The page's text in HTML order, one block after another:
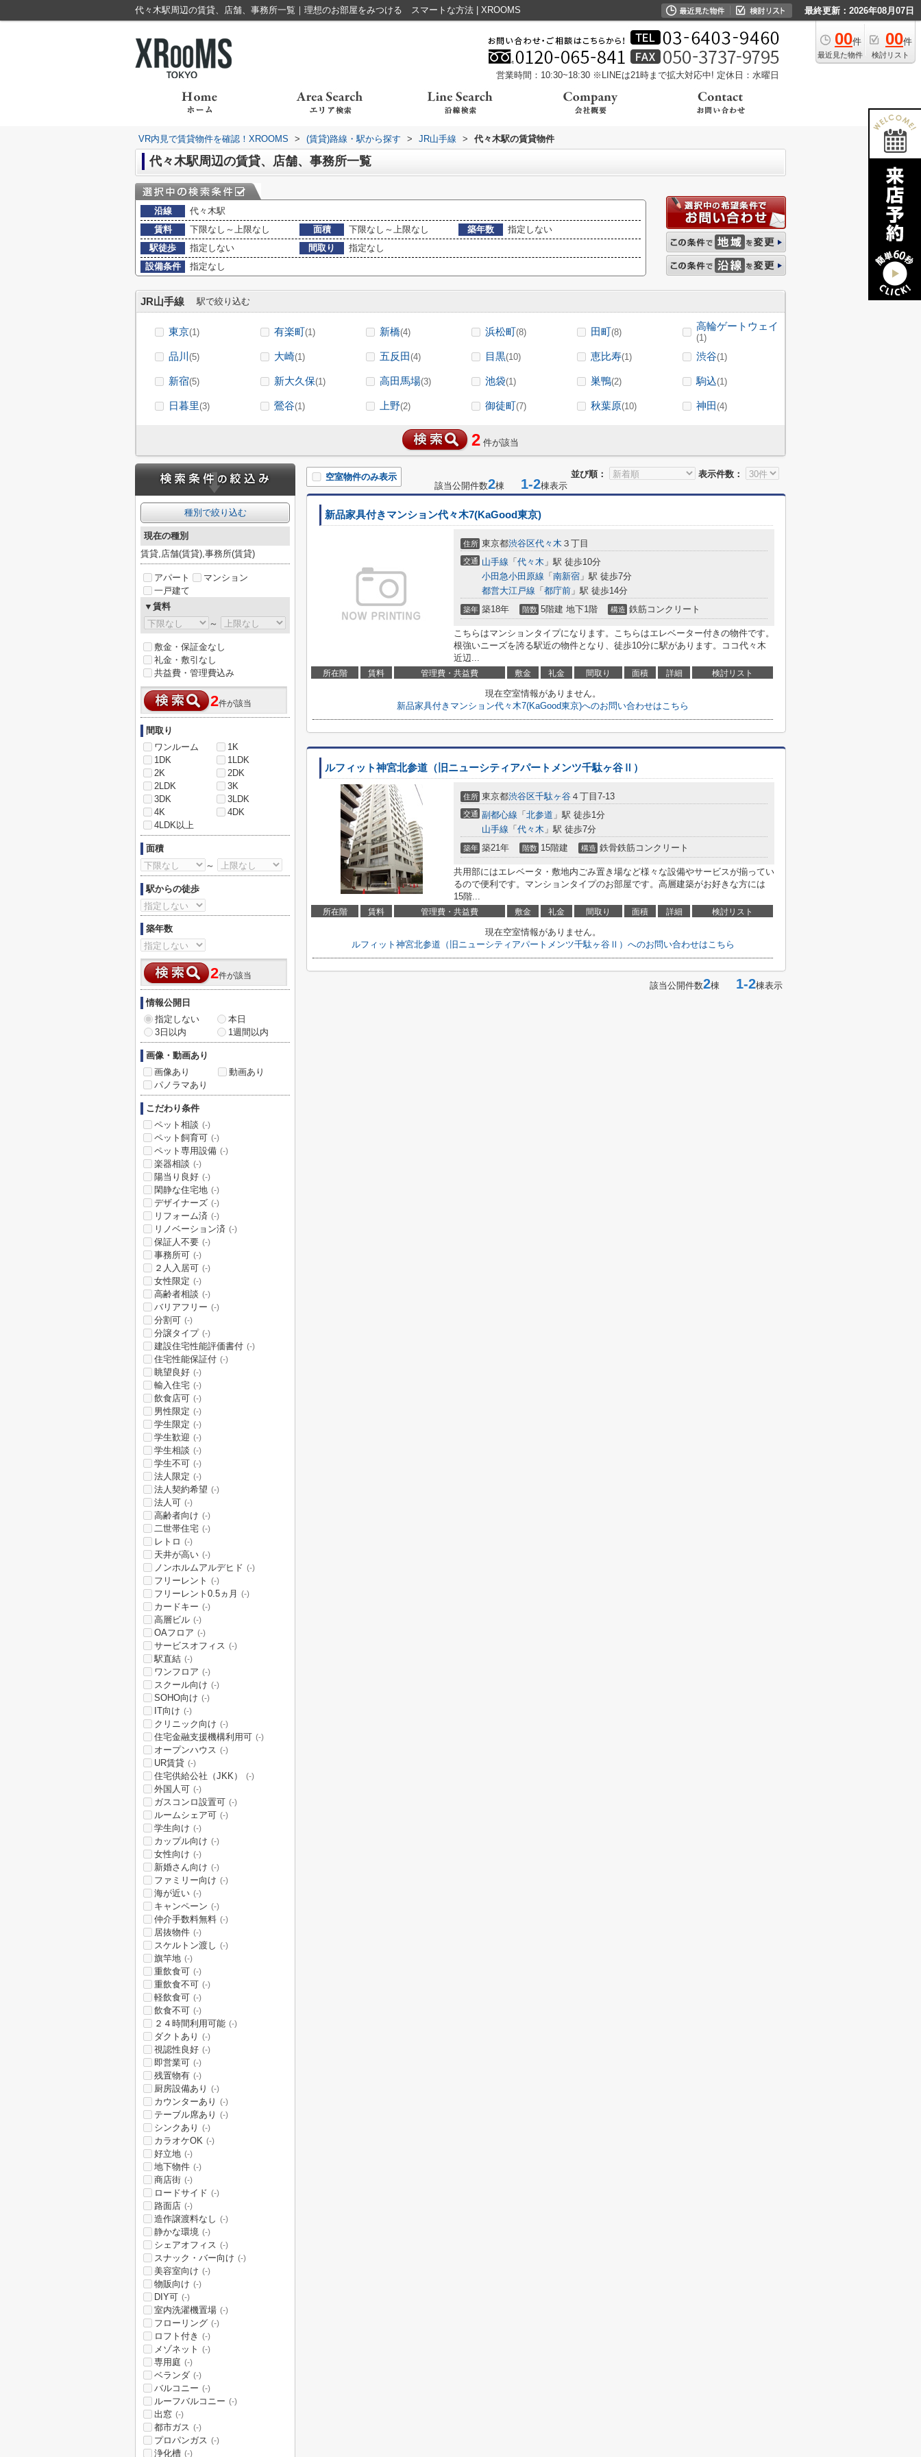
代々木駅周辺の賃貸、店舗、事務所一覧｜理想のお部屋をみつける スマートな方法 | XROOMS 最終更新：2026年08月07日
00件
最近見た物件
00件
検討リスト
営業時間：10:30~18:30 ※LINEは21時まで拡大対応中! 定休日：水曜日
VR内見で賃貸物件を確認！XROOMS > (賃貸)路線・駅から探す > JR山手線 > 代々木駅の賃貸物件
代々木駅周辺の賃貸、店舗、事務所一覧
沿線
代々木駅
賃料
下限なし～上限なし 面積 下限なし～上限なし 築年数
指定しない
駅徒歩
指定しない 間取り
指定なし
設備条件
指定なし
JR山手線 駅で絞り込む
東京(1) 有楽町(1) 新橋(4) 浜松町(8) 田町(8)
高輪ゲートウェイ
(1)
品川 (5) 大崎(1) 五反田(4) 目黒(10) 恵比寿(1) 渋谷(1)
新宿(5) 新大久保(1) 高田馬場(3) 池袋(1) 巣鴨(2) 駒込(1)
日暮里(3) 鶯谷(1) 上野(2) 御徒町(7) 秋葉原(10) 神田(4)
2 件が該当
並び順： 表示件数：
空室物件のみ表示
該当公開件数2棟 1-2棟表示
新品家具付きマンション代々木7(KaGood東京)
住所 東京都渋谷区代々木 ３丁目
交通 山手線 「 代々木 」駅 徒歩10分
小田急小田原線 「 南新宿 」駅 徒歩7分
都営大江戸線 「 都庁前 」駅 徒歩14分
築年 築18年 階数 5階建 地下1階 構造 鉄筋コンクリート
こちらはマンションタイプになります。こちらはエレベーター付きの物件です。
根強いニーズを誇る駅近の物件となり、徒歩10分に駅があります。ココ代々木
近辺...
所在階 賃料 管理費・共益費 敷金 礼金 間取り 面積 詳細 検討リスト
現在空室情報がありません。
新品家具付きマンション代々木7(KaGood東京)へのお問い合わせはこちら
ルフィット神宮北参道（旧ニューシティアパートメンツ千駄ヶ谷Ⅱ）
住所 東京都渋谷区千駄ヶ谷 ４丁目7-13
交通 副都心線 「 北参道 」駅 徒歩1分
山手線 「 代々木 」駅 徒歩7分
築年 築21年 階数 15階建 構造 鉄骨鉄筋コンクリート
共用部にはエレベータ・敷地内ごみ置き場など様々な設備やサービスが揃ってい
るので便利です。マンションタイプのお部屋です。高層建築がお好きな方には
15階...
所在階 賃料 管理費・共益費 敷金 礼金 間取り 面積 詳細 検討リスト
現在空室情報がありません。
ルフィット神宮北参道（旧ニューシティアパートメンツ千駄ヶ谷Ⅱ）へのお問い合わせはこちら
該当公開件数2棟 1-2棟表示
種別で絞り込む
現在の種別
賃貸,店舗(賃貸),事務所(賃貸)
アパート
マンション
一戸建て
▼賃料
～
敷金・保証金なし
礼金・敷引なし
共益費・管理費込み
2件が該当
間取り
ワンルーム
1K
1DK
1LDK
2K
2DK
2LDK
3K
3DK
3LDK
4K
4DK
4LDK以上
面積
～
駅からの徒歩
築年数
2件が該当
情報公開日
指定しない
本日
3日以内
1週間以内
画像・動画あり
画像あり
動画あり
パノラマあり
こだわり条件
ペット相談 (-)
ペット飼育可 (-)
ペット専用設備 (-)
楽器相談 (-)
陽当り良好 (-)
閑静な住宅地 (-)
デザイナーズ (-)
リフォーム済 (-)
リノベーション済 (-)
保証人不要 (-)
事務所可 (-)
２人入居可 (-)
女性限定 (-)
高齢者相談 (-)
バリアフリー (-)
分割可 (-)
分譲タイプ (-)
建設住宅性能評価書付 (-)
住宅性能保証付 (-)
眺望良好 (-)
輸入住宅 (-)
飲食店可 (-)
男性限定 (-)
学生限定 (-)
学生歓迎 (-)
学生相談 (-)
学生不可 (-)
法人限定 (-)
法人契約希望 (-)
法人可 (-)
高齢者向け (-)
二世帯住宅 (-)
レトロ (-)
天井が高い (-)
ノンホルムアルデヒド (-)
フリーレント (-)
フリーレント0.5ヵ月 (-)
カードキー (-)
高層ビル (-)
OAフロア (-)
サービスオフィス (-)
駅直結 (-)
ワンフロア (-)
スクール向け (-)
SOHO向け (-)
IT向け (-)
クリニック向け (-)
住宅金融支援機構利用可 (-)
オープンハウス (-)
UR賃貸 (-)
住宅供給公社（JKK） (-)
外国人可 (-)
ガスコンロ設置可 (-)
ルームシェア可 (-)
学生向け (-)
カップル向け (-)
女性向け (-)
新婚さん向け (-)
ファミリー向け (-)
海が近い (-)
キャンペーン (-)
仲介手数料無料 (-)
居抜物件 (-)
スケルトン渡し (-)
旗竿地 (-)
重飲食可 (-)
重飲食不可 (-)
軽飲食可 (-)
飲食不可 (-)
２４時間利用可能 (-)
ダクトあり (-)
視認性良好 (-)
即営業可 (-)
残置物有 (-)
厨房設備あり (-)
カウンターあり (-)
テーブル席あり (-)
シンクあり (-)
カラオケOK (-)
好立地 (-)
地下物件 (-)
商店街 (-)
ロードサイド (-)
路面店 (-)
造作譲渡料なし (-)
静かな環境 (-)
シェアオフィス (-)
スナック・バー向け (-)
美容室向け (-)
物販向け (-)
DIY可 (-)
室内洗濯機置場 (-)
フローリング (-)
ロフト付き (-)
メゾネット (-)
専用庭 (-)
ベランダ (-)
バルコニー (-)
ルーフバルコニー (-)
出窓 (-)
都市ガス (-)
プロパンガス (-)
浄化槽 (-)